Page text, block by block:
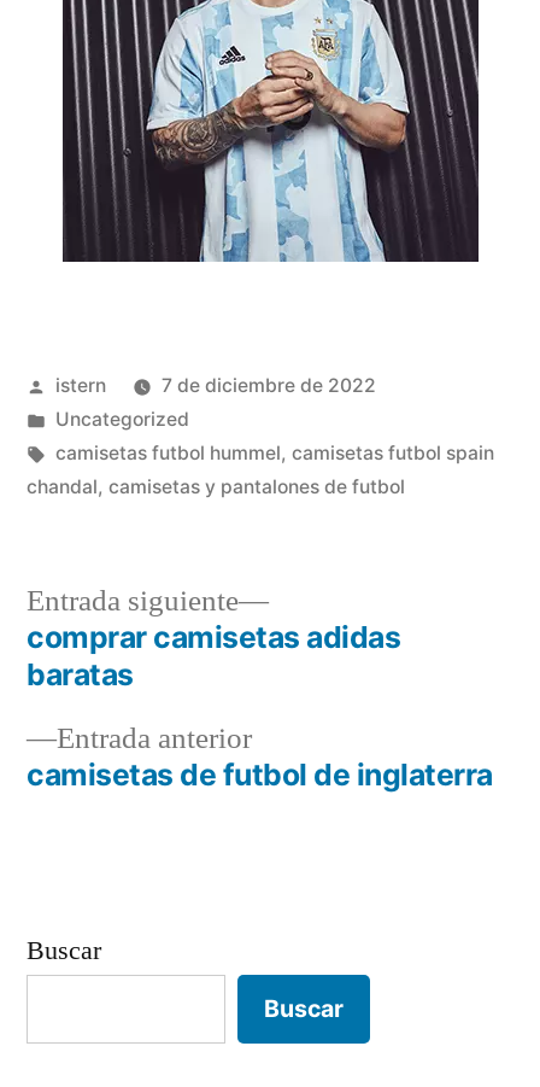
Publicado
por
istern
7 de diciembre de 2022
Publicado
en
Uncategorized
Etiquetas:
camisetas futbol hummel, camisetas futbol spain
chandal, camisetas y pantalones de futbol
Navegación
entradas
Entrada anteriorEntrada
anterior:
camisetas de futbol de inglaterra
Entrada siguiente
Entrada
siguiente:
comprar camisetas adidas
baratas
Buscar
Buscar